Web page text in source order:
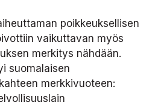
poikkeuksellisen
vaikuttavan myös
merkitys nähdään.
suomalaisen
merkkivuoteen: